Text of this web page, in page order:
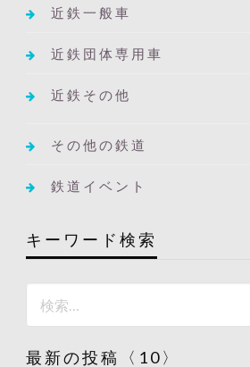
近鉄一般車
近鉄団体専用車
近鉄その他
その他の鉄道
鉄道イベント
キーワード検索
最新の投稿〈10〉